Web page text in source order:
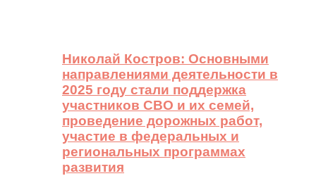
Николай Костров: Основными
направлениями деятельности в
2025 году стали поддержка
участников СВО и их семей,
проведение дорожных работ,
участие в федеральных и
региональных программах
развития